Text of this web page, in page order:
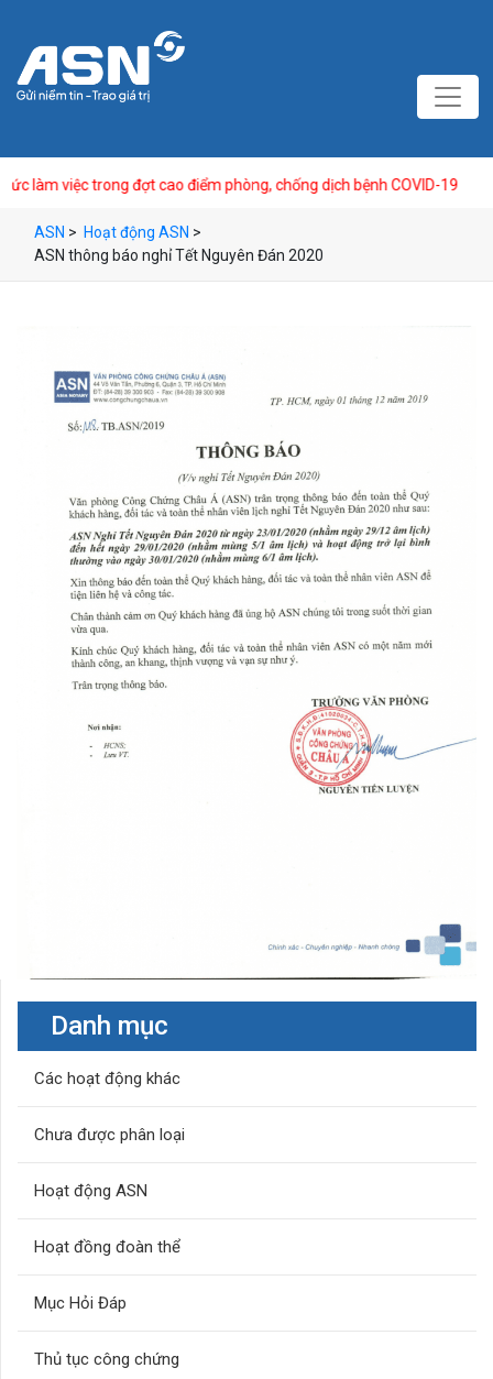
trong đợt cao điểm phòng, chống dịch bệnh COVID-19
ASN > Hoạt động ASN >
ASN thông báo nghỉ Tết Nguyên Đán 2020
Danh mục
Các hoạt động khác
Chưa được phân loại
Hoạt động ASN
Hoạt đồng đoàn thể
Mục Hỏi Đáp
Thủ tục công chứng